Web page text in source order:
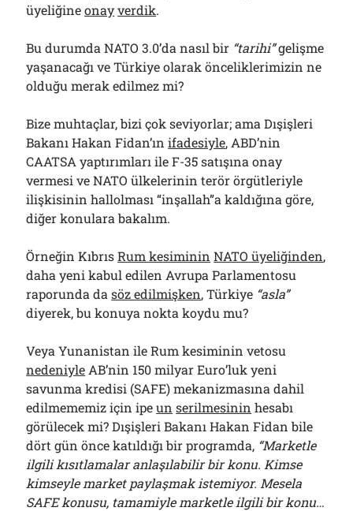
üyeliğineonayverdik.
Bu durumda NATO 3.0’da nasıl bir “tarihi”gelişme
yaşanacağı ve Türkiye olarak önceliklerimizin ne
olduğu merak edilmez mi?
Bize muhtaçlar, bizi çok seviyorlar; ama Dışişleri
Bakanı Hakan Fidan’ınifadesiyle, ABD’nin
CAATSA yaptırımları ile F-35 satışına onay
vermesi ve NATO ülkelerinin terör örgütleriyle
ilişkisinin hallolması “inşallah”a kaldığına göre,
diğer konulara bakalım.
Örneğin KıbrısRum kesiminin NATO üyeliğinden,
daha yeni kabul edilen Avrupa Parlamentosu
raporunda dasöz edilmişken, Türkiye “asla”
diyerek, bu konuya nokta koydu mu?
Veya Yunanistan ile Rum kesiminin vetosu
nedeniyle AB’nin 150 milyar Euro’luk yeni
savunma kredisi (SAFE) mekanizmasına dahil
edilmememiz için ipeun serilmesinin hesabı
görülecek mi? Dışişleri Bakanı Hakan Fidan bile
dört gün önce katıldığı bir programda, “Marketle
ilgili kısıtlamalar anlaşılabilir bir konu. Kimse
kimseyle market paylaşmak istemiyor. Mesela
SAFE konusu, tamamiyle marketle ilgili bir konu…